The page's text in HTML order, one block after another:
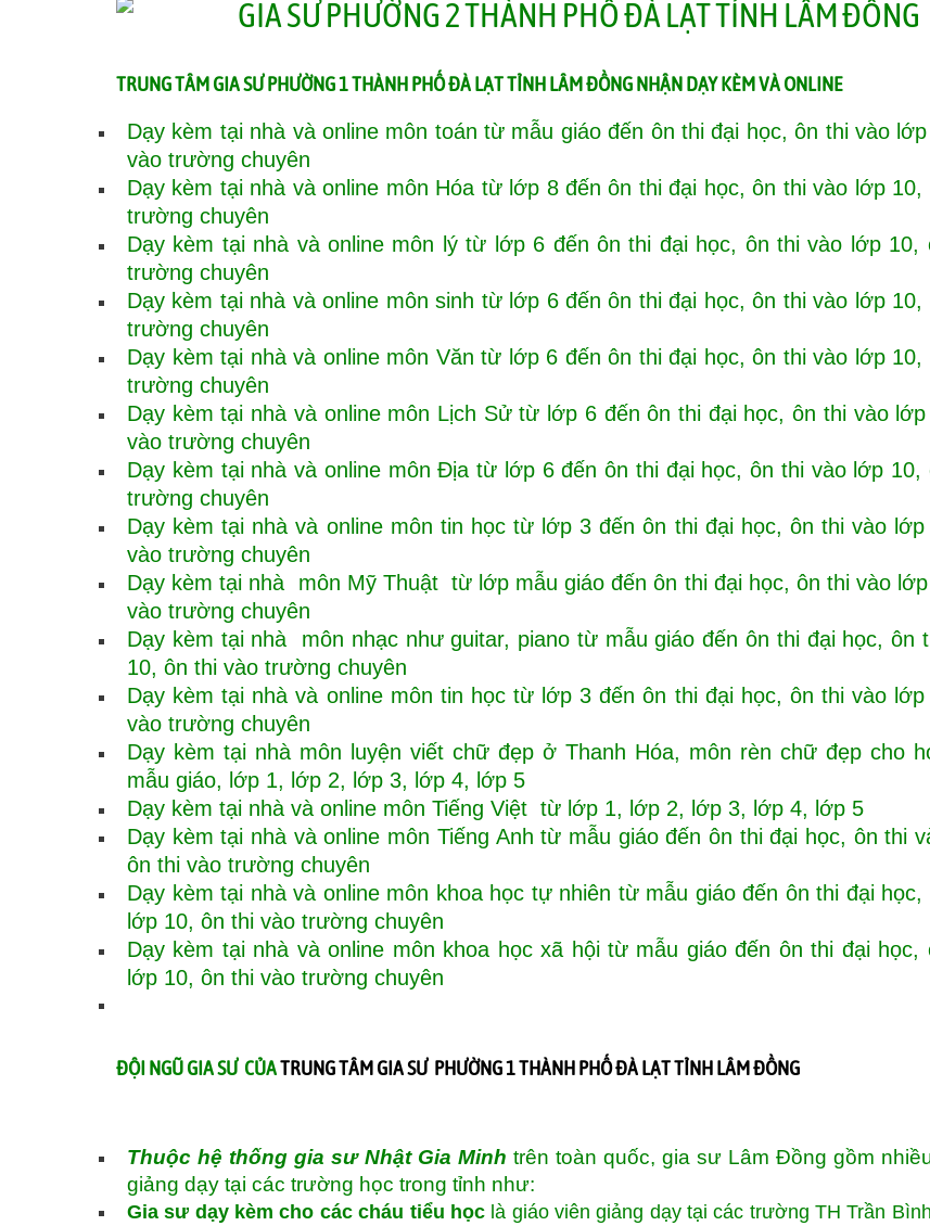
TRUNG TÂM GIA SƯ PHƯỜNG 1 THÀNH PHỐ ĐÀ LẠTTỈNH LÂM ĐỒNG NHẬN DẠY KÈM VÀ ONLINE
Dạy kèm tại nhà và online môn toán từ mẫu giáo đến ôn thi đại học, ôn thi vào
vào trường chuyên
Dạy kèm tại nhà và online môn Hóa từ lớp 8 đến ôn thi đại học, ôn thi vào lớp 10,
trường chuyên
Dạy kèm tại nhà và online môn lý từ lớp 6 đến ôn thi đại học, ôn thi vào lớp 10,
trường chuyên
Dạy kèm tại nhà và online môn sinh từ lớp 6 đến ôn thi đại học, ôn thi vào lớp 10,
trường chuyên
Dạy kèm tại nhà và online môn Văn từ lớp 6 đến ôn thi đại học, ôn thi vào lớp 10,
trường chuyên
Dạy kèm tại nhà và online môn Lịch Sử từ lớp 6 đến ôn thi đại học, ôn thi vào
vào trường chuyên
Dạy kèm tại nhà và online môn Địa từ lớp 6 đến ôn thi đại học, ôn thi vào lớp 10,
trường chuyên
Dạy kèm tại nhà và online môn tin học từ lớp 3 đến ôn thi đại học, ôn thi vào
vào trường chuyên
Dạy kèm tại nhà môn Mỹ Thuật từ lớp mẫu giáo đến ôn thi đại học, ôn thi vào
vào trường chuyên
Dạy kèm tại nhà môn nhạc như guitar, piano từ mẫu giáo đến ôn thi đại học, ôn
10, ôn thi vào trường chuyên
Dạy kèm tại nhà và online môn tin học từ lớp 3 đến ôn thi đại học, ôn thi vào
vào trường chuyên
Dạy kèm tại nhà môn luyện viết chữ đẹp ở Thanh Hóa, môn rèn chữ đẹp cho
mẫu giáo, lớp 1, lớp 2, lớp 3, lớp 4, lớp 5
Dạy kèm tại nhà và online môn Tiếng Việt từ lớp 1, lớp 2, lớp 3, lớp 4, lớp 5
Dạy kèm tại nhà và online môn Tiếng Anh từ mẫu giáo đến ôn thi đại học, ôn thi
ôn thi vào trường chuyên
Dạy kèm tại nhà và online môn khoa học tự nhiên từ mẫu giáo đến ôn thi đại học,
lớp 10, ôn thi vào trường chuyên
Dạy kèm tại nhà và online môn khoa học xã hội từ mẫu giáo đến ôn thi đại học,
lớp 10, ôn thi vào trường chuyên
ĐỘI NGŨ GIA SƯ CỦATRUNG TÂM GIA SƯ PHƯỜNG 1 THÀNH PHỐ ĐÀ LẠT TỈNH LÂM ĐỒNG
Thuộc hệ thống gia sư Nhật Gia Minh trên toàn quốc, gia sư Lâm Đồng gồm
giảng dạy tại các trường học trong tỉnh như:
Gia sư dạy kèm cho các cháu tiểu họclà giáo viên giảng dạy tại các trường TH Trần